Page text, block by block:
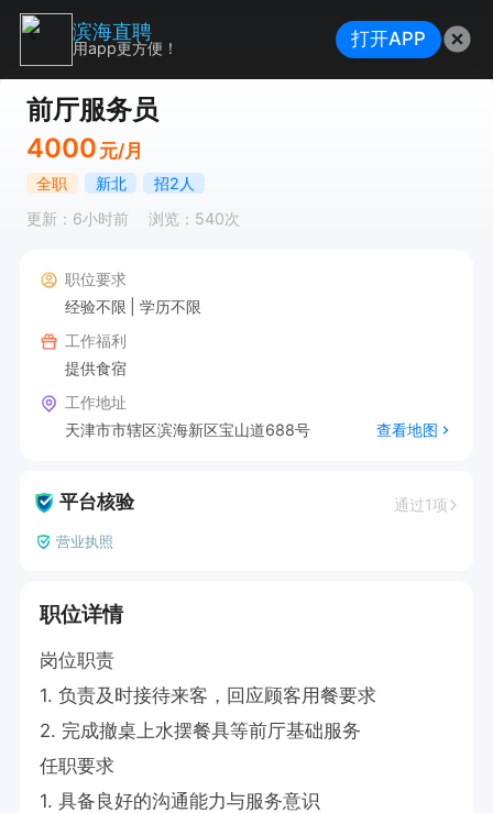
前厅服务员
4000 元/月
全职 新北
招2人
更新：6小时前
浏览：540次
职位要求
经验不限
学历不限
工作福利
提供食宿
工作地址
天津市市辖区滨海新区宝山道688号
查看地图
平台核验 通过1项
营业执照
职位详情
岗位职责
1. 负责及时接待来客，回应顾客用餐要求
2. 完成撤桌上水摆餐具等前厅基础服务
任职要求
1. 具备良好的沟通能力与服务意识
滨海直聘
用app更方便！ 打开APP